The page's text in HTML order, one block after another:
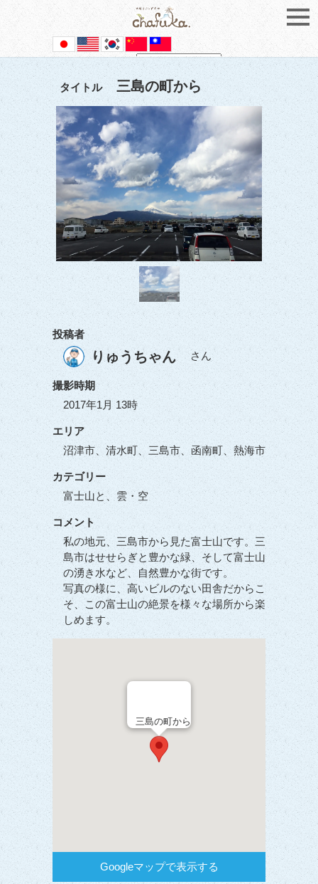
Powered by Translate
タイトル 三島の町から
投稿者
りゅうちゃん さん
撮影時期
2017年1月 13時
エリア
沼津市、清水町、三島市、函南町、熱海市
カテゴリー
富士山と、雲・空
コメント
私の地元、三島市から見た富士山です。三
島市はせせらぎと豊かな緑、そして富士山
の湧き水など、自然豊かな街です。
写真の様に、高いビルのない田舎だからこ
そ、この富士山の絶景を様々な場所から楽
しめます。
三島の町から
Googleマップで表示する